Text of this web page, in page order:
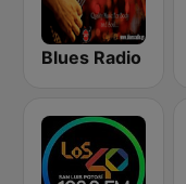
Blues Radio